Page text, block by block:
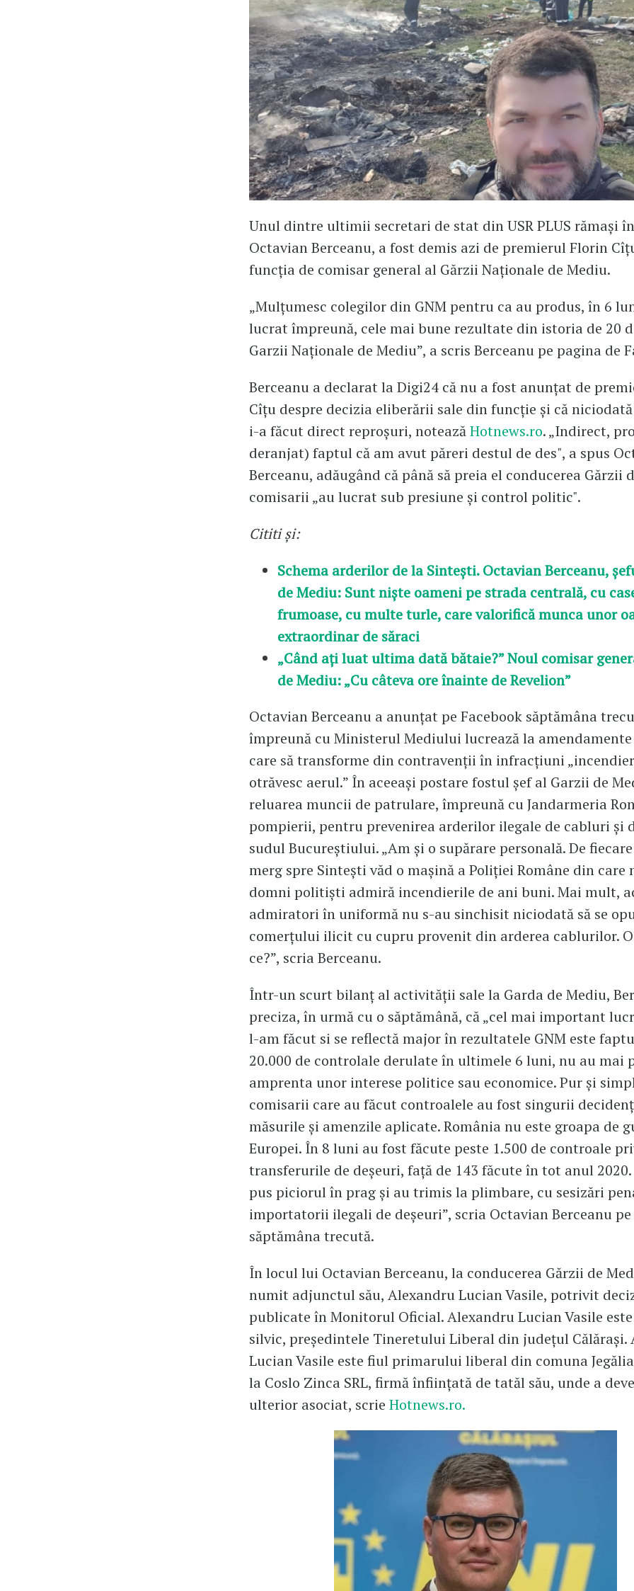
Unul dintre ultimii secretari de stat din USR PLUS rămași
Octavian Berceanu, a fost demis azi de premierul Florin
funcția de comisar general al Gărzii Naționale de Mediu.
„Mulțumesc colegilor din GNM pentru ca au produs, în 6
lucrat împreună, cele mai bune rezultate din istoria de 20
Garzii Naționale de Mediu”, a scris Berceanu pe pagina de
Berceanu a declarat la Digi24 că nu a fost anunțat de
Cîțu despre decizia eliberării sale din funcție și că
i-a făcut direct reproșuri, noteazăHotnews.ro. „Indirect,
deranjat) faptul că am avut păreri destul de des", a spus
Berceanu, adăugând că până să preia el conducerea Gărzii
comisarii „au lucrat sub presiune și control politic".
Cititi și:
Schema arderilor de la Sintești. Octavian Berceanu,
de Mediu: Sunt niște oameni pe strada centrală, cu
frumoase, cu multe turle, care valorifică munca unor
extraordinar de săraci
„Când ați luat ultima dată bătaie?” Noul comisar
de Mediu: „Cu câteva ore înainte de Revelion”
Octavian Berceanu a anunțat pe Facebook săptămâna
împreună cu Ministerul Mediului lucrează la
care să transforme din contravenții în infracțiuni
otrăvesc aerul.” În aceeași postare fostul șef al Garzii de
reluarea muncii de patrulare, împreună cu Jandarmeria
pompierii, pentru prevenirea arderilor ilegale de cabluri și
sudul Bucureștiului. „Am și o supărare personală. De
merg spre Sintești văd o mașină a Poliției Române din care
domni politiști admiră incendierile de ani buni. Mai mult,
admiratori în uniformă nu s-au sinchisit niciodată să se
comerțului ilicit cu cupru provenit din arderea cablurilor.
ce?”, scria Berceanu.
Într-un scurt bilanț al activității sale la Garda de Mediu,
preciza, în urmă cu o săptămână, că „cel mai important
l-am făcut si se reflectă major în rezultatele GNM este
20.000 de controlale derulate în ultimele 6 luni, nu au mai
amprenta unor interese politice sau economice. Pur și
comisarii care au făcut controalele au fost singurii
măsurile și amenzile aplicate. România nu este groapa de
Europei. În 8 luni au fost făcute peste 1.500 de controale
transferurile de deșeuri, față de 143 făcute în tot anul
pus piciorul în prag și au trimis la plimbare, cu sesizări
importatorii ilegali de deșeuri”, scria Octavian Berceanu pe
săptămâna trecută.
În locul lui Octavian Berceanu, la conducerea Gărzii de
numit adjunctul său, Alexandru Lucian Vasile, potrivit
publicate în Monitorul Oficial. Alexandru Lucian Vasile
silvic, președintele Tineretului Liberal din județul Călărași.
Lucian Vasile este fiul primarului liberal din comuna
la Coslo Zinca SRL, firmă înființată de tatăl său, unde a
ulterior asociat, scrie Hotnews.ro.